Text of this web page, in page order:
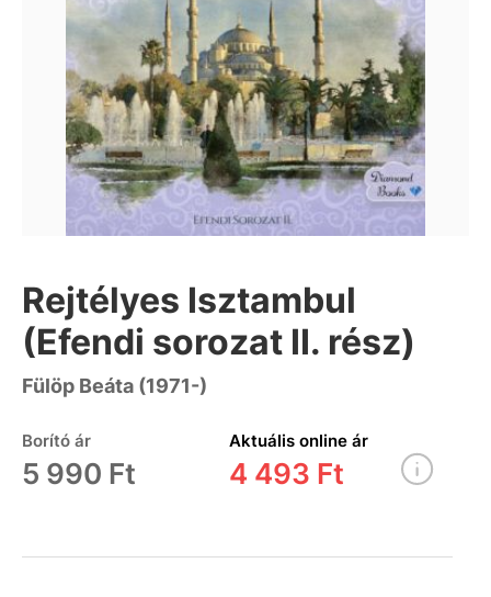
Rejtélyes Isztambul
(Efendi sorozat II. rész)
Fülöp Beáta (1971-)
Borító ár
5 990 Ft
Aktuális online ár
4 493 Ft